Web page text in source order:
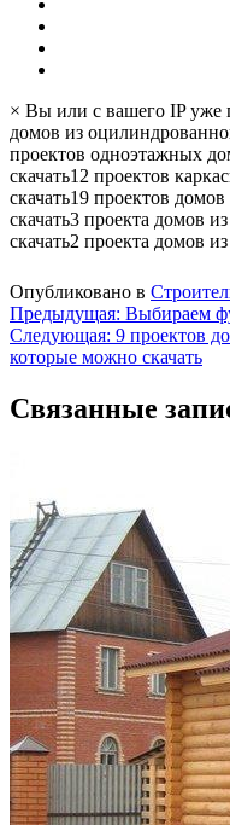
× Вы или с вашего IP уже
домов из
проектов одноэтажных
скачать12 проектов
скачать19 проектов
скачать3 проекта домов
скачать2 проекта домов
Опубликовано в
Навигация
по
Предыдущая: Выбираем
Следующая: 9 проектов
которые можно скачать
Связанные